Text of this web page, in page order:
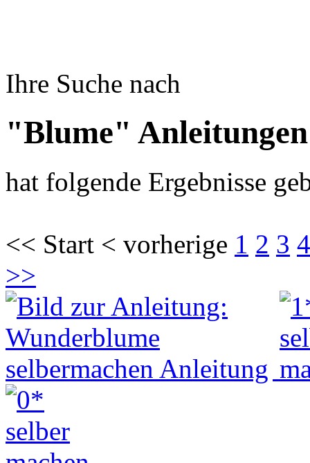
Ihre Suche nach
"Blume" Anleitungen
hat folgende Ergebnisse
<< Start < vorherige 1 2 3 4
>>